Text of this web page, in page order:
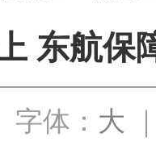
东航保
字体： 大